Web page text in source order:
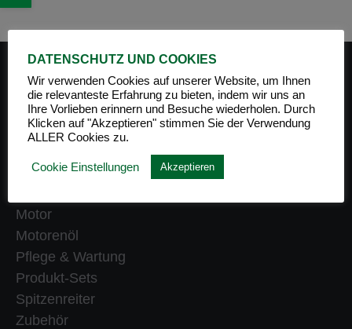
PRODUKT-KATEGORIEN
Getriebe
Klassiker
Motor
Motorenöl
Pflege & Wartung
Produkt-Sets
Spitzenreiter
Zubehör
DATENSCHUTZ UND COOKIES
Wir verwenden Cookies auf unserer Website, um Ihnen
die relevanteste Erfahrung zu bieten, indem wir uns an
Ihre Vorlieben erinnern und Besuche wiederholen. Durch
Klicken auf "Akzeptieren" stimmen Sie der Verwendung
ALLER Cookies zu.
Cookie Einstellungen Akzeptieren